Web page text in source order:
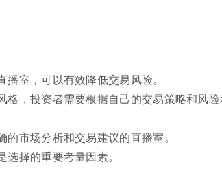
室，可以有效降低交易风险。
格，投资者需要根据自己的交易策略和风
市场分析和交易建议的直播室。
择的重要考量因素。